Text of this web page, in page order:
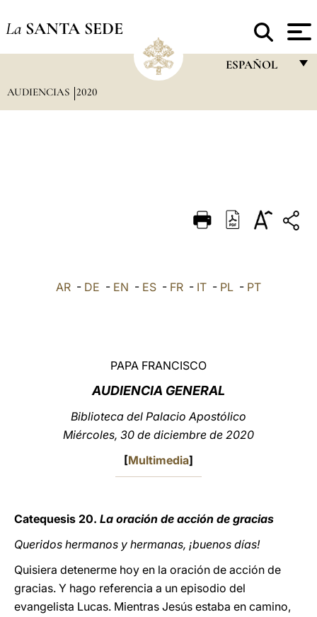
La SANTA SEDE
ESPAÑOL
DEUTSCH
العربيّة
AUDIENCIAS 2020
AR - DE - EN - ES - FR - IT - PL - PT
PAPA FRANCISCO
AUDIENCIA GENERAL
Biblioteca del Palacio Apostólico
Miércoles, 30 de diciembre de 2020
[Multimedia]
Catequesis 20. La oración de acción de gracias
Queridos hermanos y hermanas, ¡buenos días!
Quisiera detenerme hoy en la oración de acción de
gracias. Y hago referencia a un episodio del
evangelista Lucas. Mientras Jesús estaba en camino,